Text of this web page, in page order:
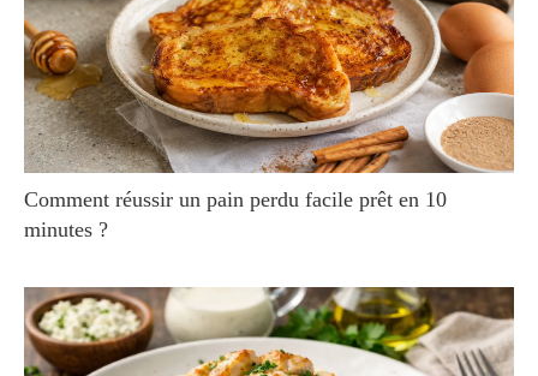
Comment réussir un pain perdu facile prêt en 10
minutes ?